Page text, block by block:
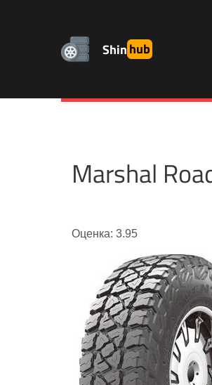
Shinhub
Marshal
Оценка: 3.95